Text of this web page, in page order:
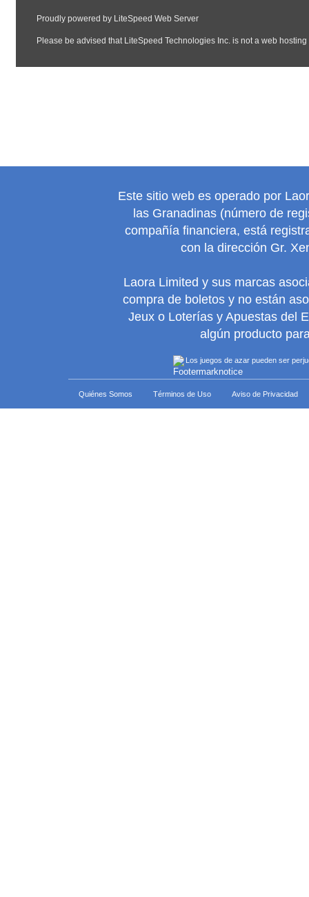
Este sitio web es operado por
las Granadinas (número de
compañía financiera, está
con la dirección Gr.
Laora Limited y sus marcas
compra de boletos y no están
Jeux o Loterías y Apuestas del
algún producto
Los juegos de azar pueden ser
Quiénes Somos Términos de Uso Aviso de Privacidad